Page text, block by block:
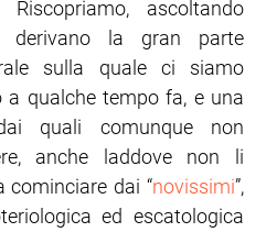
Riscopriamo, ascoltando
la gran parte
sulla quale ci siamo
a qualche tempo fa, e una
quali comunque non
anche laddove non li
cominciare dai “novissimi”,
ed escatologica